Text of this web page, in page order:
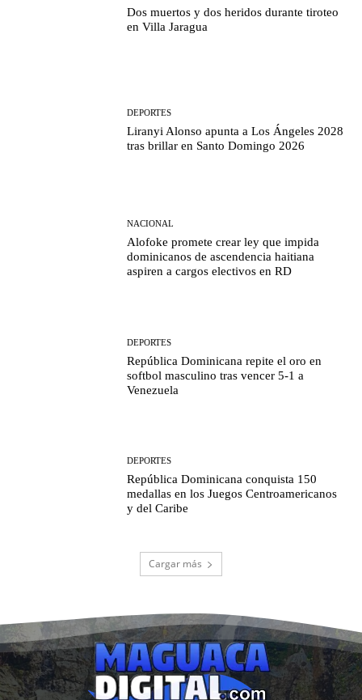
Dos muertos y dos heridos durante tiroteo
en Villa Jaragua
DEPORTES
Liranyi Alonso apunta a Los Ángeles 2028
tras brillar en Santo Domingo 2026
NACIONAL
Alofoke promete crear ley que impida
dominicanos de ascendencia haitiana
aspiren a cargos electivos en RD
DEPORTES
República Dominicana repite el oro en
softbol masculino tras vencer 5-1 a
Venezuela
DEPORTES
República Dominicana conquista 150
medallas en los Juegos Centroamericanos
y del Caribe
Cargar más